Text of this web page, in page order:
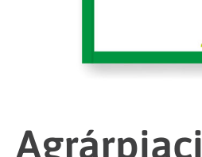
Agrárpiaci